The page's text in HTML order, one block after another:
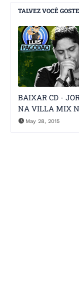
TALVEZ VOCÊ
BAIXAR CD -
NA VILLA MIX
May 28, 2015